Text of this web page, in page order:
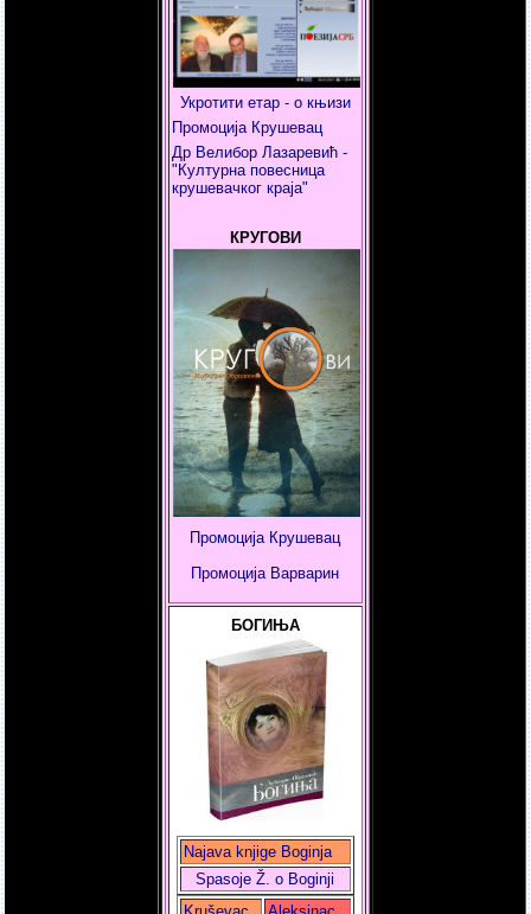
Укротити етар - о књизи
Промоција Крушевац
Др Велибор Лазаревић -
"Културна повесница
крушевачког краја"
КРУГОВИ
Промоција Крушевац
ПромоцијаВарварин
БОГИЊА
Najava knjige Boginja
Spasoje Ž. o Boginji